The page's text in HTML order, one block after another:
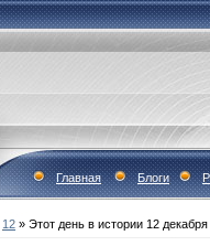
Главная Блоги
12 » Этот день в истории 12 декабря